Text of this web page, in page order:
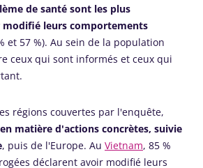
de santé sont les plus
modifié leurs comportements
et 57 %). Au sein de la population
ceux qui sont informés et ceux qui
régions couvertes par l'enquête,
matière d'actions concrètes, suivie
, puis de l'Europe. Au Vietnam, 85 %
déclarent avoir modifié leurs